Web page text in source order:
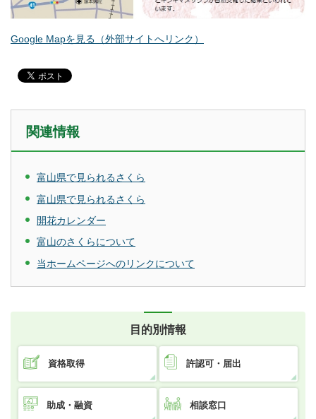
Google Mapを見る（外部サイトへリンク）
関連情報
富山県で見られるさくら
富山県で見られるさくら
開花カレンダー
富山のさくらについて
当ホームページへのリンクについて
目的別情報
資格取得 許認可・届出
助成・融資 相談窓口